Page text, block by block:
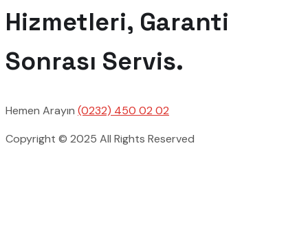
Hizmetleri, Garanti
Sonrası Servis.
Hemen Arayın (0232) 450 02 02
Copyright © 2025 All Rights Reserved